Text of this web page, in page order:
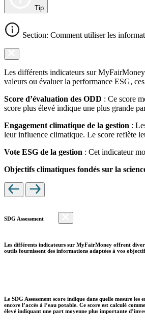
Tip
Section: Comment utiliser les
Les différents indicateurs sur
valeurs ou évaluer la performance ESG,
Score d’évaluation des ODD : Ce score
score plus élevé indique une plus grande
Engagement climatique de la gestion :
leur influence climatique. Le score reflète
Vote ESG de la gestion : Cet indicateur
Objectifs climatiques fondés sur la
SDG Assessment
Les différents indicateurs sur MyFairMoney offrent
outils fournissent des informations adaptées à vos
Le SDG Assessment score indique dans quelle mesure
encore l’accès à l’eau potable. Ce score est calculé
élevé indiquant une part moyenne plus importante